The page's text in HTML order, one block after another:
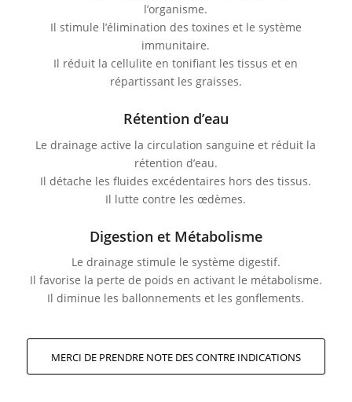
l’organisme.
Il stimule l’élimination des toxines et le système
immunitaire.
Il réduit la cellulite en tonifiant les tissus et en
répartissant les graisses.
Rétention d’eau
Le drainage active la circulation sanguine et réduit la
rétention d’eau.
Il détache les fluides excédentaires hors des tissus.
Il lutte contre les œdèmes.
Digestion et Métabolisme
Le drainage stimule le système digestif.
Il favorise la perte de poids en activant le métabolisme.
Il diminue les ballonnements et les gonflements.
MERCI DE PRENDRE NOTE DES CONTRE INDICATIONS